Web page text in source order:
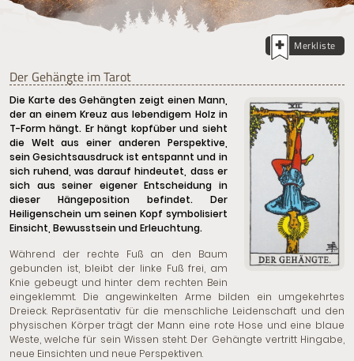
Merkliste
Der Gehängte im Tarot
Die Karte des Gehängten zeigt einen Mann,
der an einem Kreuz aus lebendigem Holz in
T-Form hängt. Er hängt kopfüber und sieht
die Welt aus einer anderen Perspektive,
sein Gesichtsausdruck ist entspannt und in
sich ruhend, was darauf hindeutet, dass er
sich aus seiner eigener Entscheidung in
dieser Hängeposition befindet. Der
Heiligenschein um seinen Kopf symbolisiert
Einsicht, Bewusstsein und Erleuchtung.
Während der rechte Fuß an den Baum
gebunden ist, bleibt der linke Fuß frei, am
Knie gebeugt und hinter dem rechten Bein
eingeklemmt. Die angewinkelten Arme bilden ein umgekehrtes
Dreieck. Repräsentativ für die menschliche Leidenschaft und den
physischen Körper trägt der Mann eine rote Hose und eine blaue
Weste, welche für sein Wissen steht. Der Gehängte vertritt Hingabe,
neue Einsichten und neue Perspektiven.